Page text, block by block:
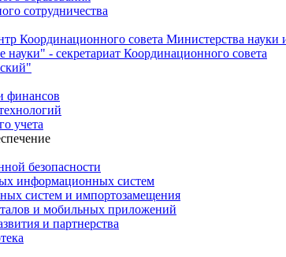
сотрудничества
Координационного совета Министерства
науки" - секретариат Координационного совета
финансов
учета
безопасности
информационных систем
систем и импортозамещения
и мобильных приложений
и партнерства